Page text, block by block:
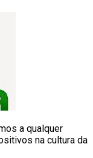
a qualquer
na cultura da